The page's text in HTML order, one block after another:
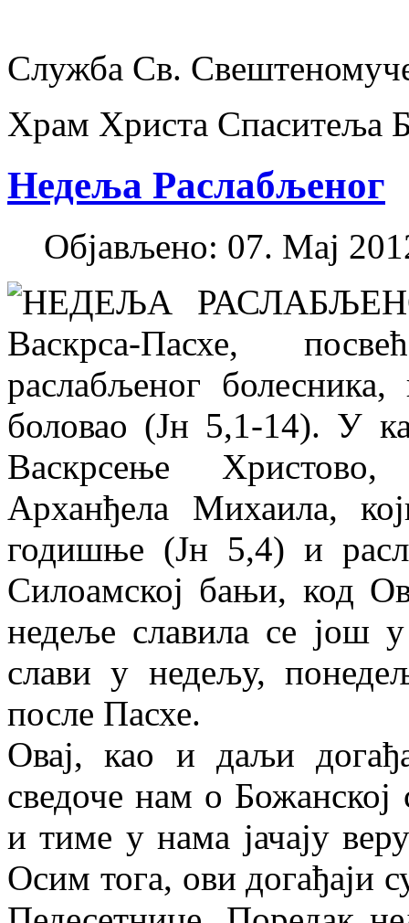
Служба Св.
Храм Христа Спаситеља
Недеља Раслабљеног
Објављено: 07. Мај
НЕДЕЉА
Васкрса-Пасхе,
раслабљеног
боловао (Јн 5,1-14). У
Васкрсење
Арханђела Михаила,
годишње (Јн 5,4) и
Силоамској бањи, код
недеље славила се још
слави у недељу,
после Пасхе.
Овај, као и даљи
сведоче нам о
и тиме у нама јачају
Осим тога, ови догађаји